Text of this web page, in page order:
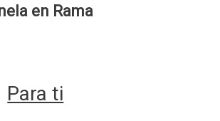
en Rama
Para ti